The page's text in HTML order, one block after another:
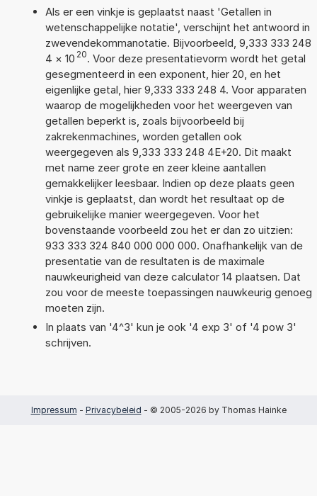
Als er een vinkje is geplaatst naast 'Getallen in
wetenschappelijke notatie', verschijnt het antwoord in
zwevendekommanotatie. Bijvoorbeeld, 9,333 333 248
4 × 10 20. Voor deze presentatievorm wordt het getal
gesegmenteerd in een exponent, hier 20, en het
eigenlijke getal, hier 9,333 333 248 4. Voor apparaten
waarop de mogelijkheden voor het weergeven van
getallen beperkt is, zoals bijvoorbeeld bij
zakrekenmachines, worden getallen ook
weergegeven als 9,333 333 248 4E+20. Dit maakt
met name zeer grote en zeer kleine aantallen
gemakkelijker leesbaar. Indien op deze plaats geen
vinkje is geplaatst, dan wordt het resultaat op de
gebruikelijke manier weergegeven. Voor het
bovenstaande voorbeeld zou het er dan zo uitzien:
933 333 324 840 000 000 000. Onafhankelijk van de
presentatie van de resultaten is de maximale
nauwkeurigheid van deze calculator 14 plaatsen. Dat
zou voor de meeste toepassingen nauwkeurig genoeg
moeten zijn.
In plaats van '4^3' kun je ook '4 exp 3' of '4 pow 3'
schrijven.
Impressum - Privacybeleid - © 2005-2026 by Thomas Hainke